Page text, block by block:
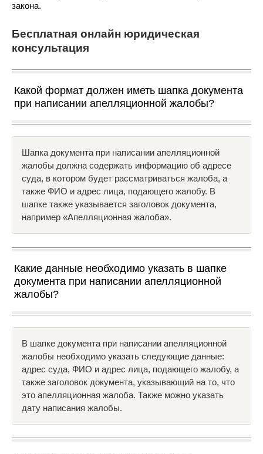
закона.
Бесплатная онлайн юридическая
консультация
Какой формат должен иметь шапка документа
при написании апелляционной жалобы?
Шапка документа при написании апелляционной
жалобы должна содержать информацию об адресе
суда, в котором будет рассматриваться жалоба, а
также ФИО и адрес лица, подающего жалобу. В
шапке также указывается заголовок документа,
например «Апелляционная жалоба».
Какие данные необходимо указать в шапке
документа при написании апелляционной
жалобы?
В шапке документа при написании апелляционной
жалобы необходимо указать следующие данные:
адрес суда, ФИО и адрес лица, подающего жалобу, а
также заголовок документа, указывающий на то, что
это апелляционная жалоба. Также можно указать
дату написания жалобы.